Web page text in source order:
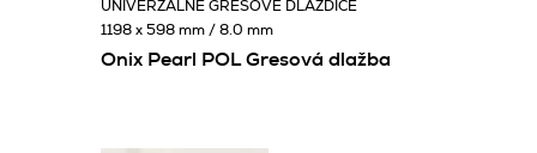
Onix Pearl POL Gresová dlažba
UNIVERZÁLNE GRESOVÉ DLAŽDICE
1198 x 598 mm / 8.0 mm